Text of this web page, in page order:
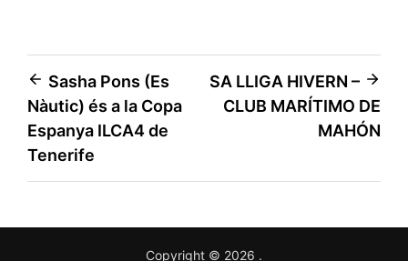
Sasha Pons (Es
Nàutic) és a la Copa
Espanya ILCA4 de
Tenerife
SA LLIGA HIVERN –
CLUB MARÍTIMO DE
MAHÓN
Copyright © 2026 .